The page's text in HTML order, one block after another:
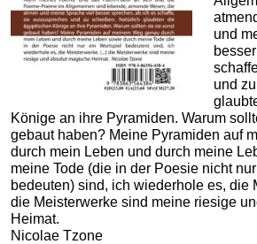
und
und
Könige an ihre Pyramiden. Warum
gebaut haben? Meine Pyramiden auf
durch mein Leben und durch meine
meine Tode (die in der Poesie nicht
bedeuten) sind, ich wiederhole es, die
die Meisterwerke sind meine riesige
Heimat.
Nicolae Tzone